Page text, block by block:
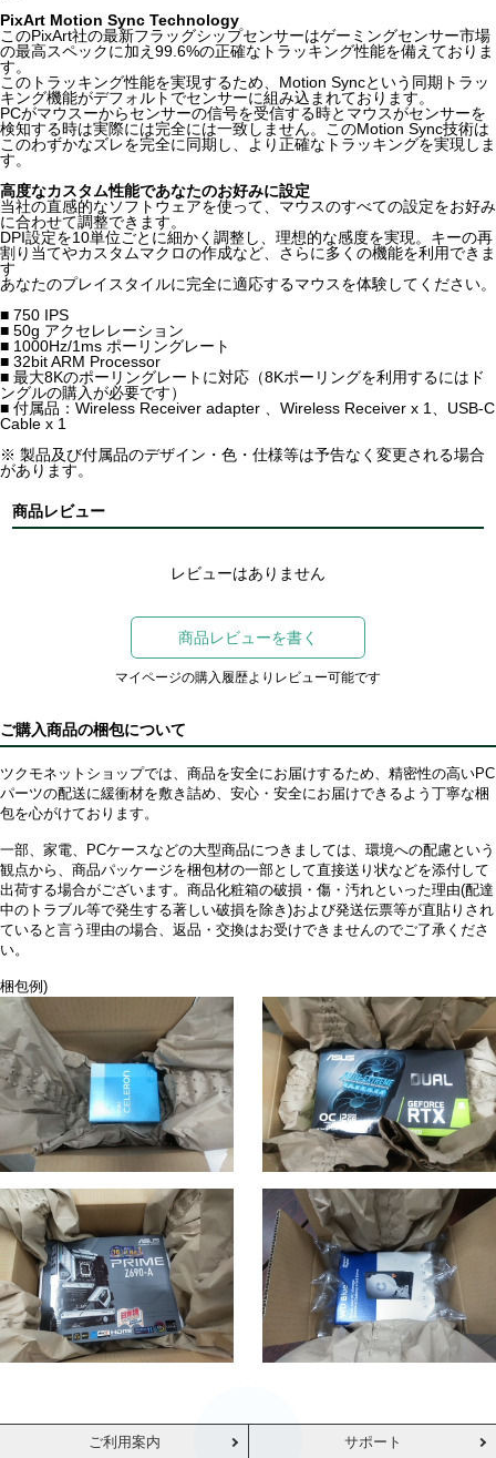
PixArt Motion Sync Technology
このPixArt社の最新フラッグシップセンサーはゲーミングセンサー市場
の最高スペックに加え99.6%の正確なトラッキング性能を備えておりま
す。
このトラッキング性能を実現するため、Motion Syncという同期トラッ
キング機能がデフォルトでセンサーに組み込まれております。
PCがマウスーからセンサーの信号を受信する時とマウスがセンサーを
検知する時は実際には完全には一致しません。このMotion Sync技術は
このわずかなズレを完全に同期し、より正確なトラッキングを実現しま
す。
高度なカスタム性能であなたのお好みに設定
当社の直感的なソフトウェアを使って、マウスのすべての設定をお好み
に合わせて調整できます。
DPI設定を10単位ごとに細かく調整し、理想的な感度を実現。キーの再
割り当てやカスタムマクロの作成など、さらに多くの機能を利用できま
す
あなたのプレイスタイルに完全に適応するマウスを体験してください。
■ 750 IPS
■ 50g アクセレレーション
■ 1000Hz/1ms ポーリングレート
■ 32bit ARM Processor
■ 最大8Kのポーリングレートに対応（8Kポーリングを利用するにはド
ングルの購入が必要です）
■ 付属品：Wireless Receiver adapter 、Wireless Receiver x 1、USB-C
Cable x 1
※ 製品及び付属品のデザイン・色・仕様等は予告なく変更される場合
があります。
商品レビュー
レビューはありません
商品レビューを書く
マイページの購入履歴よりレビュー可能です
ご購入商品の梱包について
ツクモネットショップでは、商品を安全にお届けするため、精密性の高いPC
パーツの配送に緩衝材を敷き詰め、安心・安全にお届けできるよう丁寧な梱
包を心がけております。
一部、家電、PCケースなどの大型商品につきましては、環境への配慮という
観点から、商品パッケージを梱包材の一部として直接送り状などを添付して
出荷する場合がございます。商品化粧箱の破損・傷・汚れといった理由(配達
中のトラブル等で発生する著しい破損を除き)および発送伝票等が直貼りされ
ていると言う理由の場合、返品・交換はお受けできませんのでご了承くださ
い。
梱包例)
ご利用案内 サポート